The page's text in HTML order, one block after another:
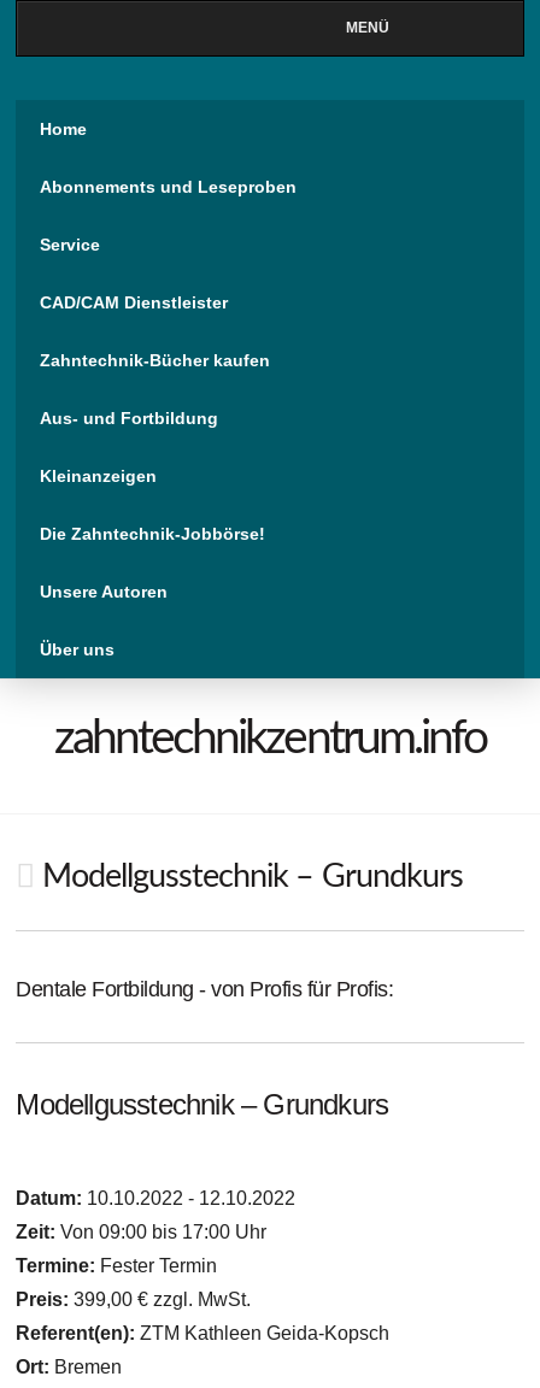
MENÜ
Home
Abonnements und Leseproben
Service
CAD/CAM Dienstleister
Zahntechnik-Bücher kaufen
Aus- und Fortbildung
Kleinanzeigen
Die Zahntechnik-Jobbörse!
Unsere Autoren
Über uns
zahntechnikzentrum.info
Modellgusstechnik – Grundkurs
Dentale Fortbildung - von Profis für Profis:
Modellgusstechnik – Grundkurs
Datum: 10.10.2022 - 12.10.2022
Zeit: Von 09:00 bis 17:00 Uhr
Termine: Fester Termin
Preis: 399,00 € zzgl. MwSt.
Referent(en):ZTM Kathleen Geida-Kopsch
Ort: Bremen